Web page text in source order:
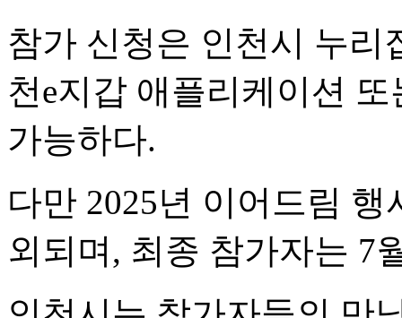
참가 신청은 인천시 누리
천e지갑 애플리케이션
가능하다.
다만 2025년 이어드림
외되며, 최종 참가자는 7